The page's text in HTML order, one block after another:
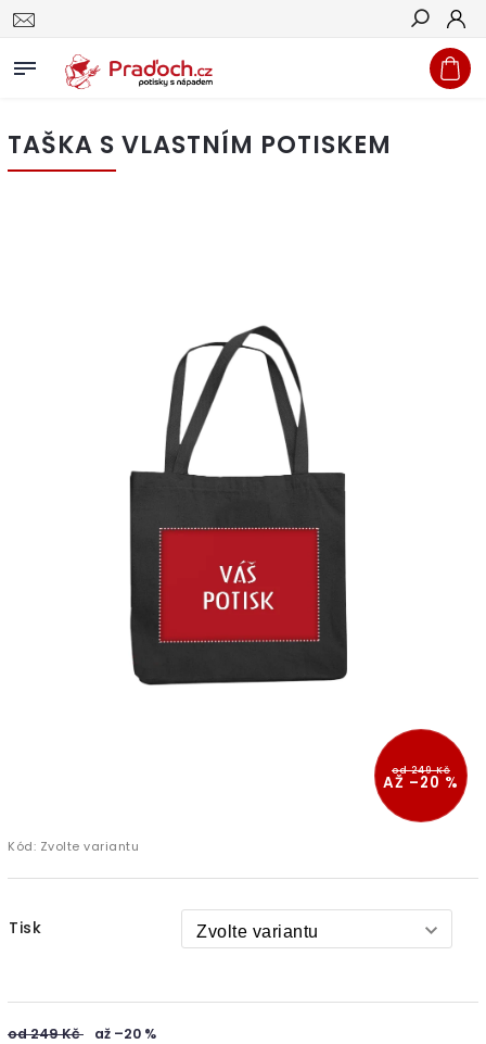
Hledat
TAŠKA S VLASTNÍM POTISKEM
od 249 Kč
AŽ –20 %
Kód: Zvolte variantu
Tisk
od 249 Kč až –20 %